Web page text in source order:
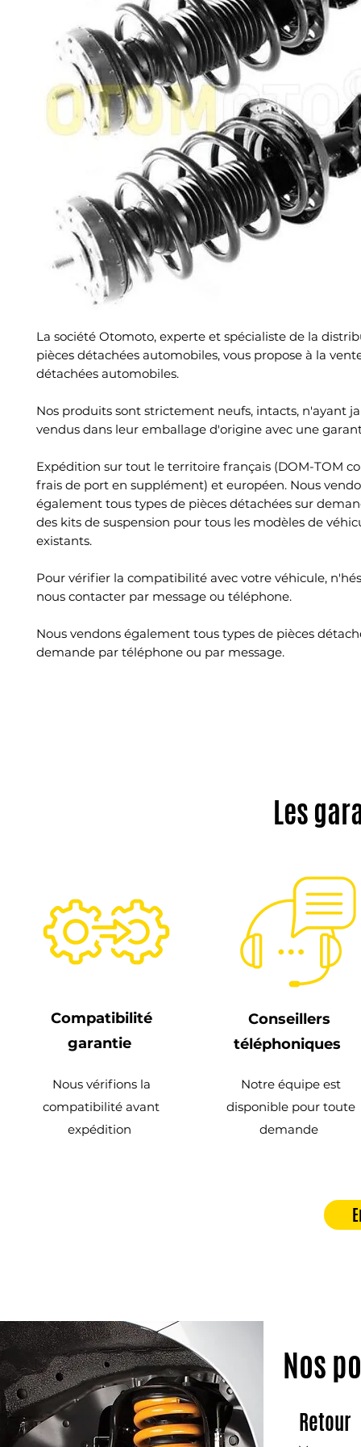
La société Otomoto, experte et spécialiste de la
pièces détachées automobiles, vous propose à la
détachées automobiles.
Nos produits sont strictement neufs, intacts, n'ayant
vendus dans leur emballage d'origine avec une
Expédition sur tout le territoire français (DOM-TOM
frais de port en supplément) et européen. Nous
également tous types de pièces détachées sur
des kits de suspension pour tous les modèles de
existants.
Pour vérifier la compatibilité avec votre véhicule,
nous contacter par message ou téléphone.
Nous vendons également tous types de pièces
demande par téléphone ou par message.
Les
Compatibilité
garantie
Nous vérifions la
compatibilité avant
expédition
Conseillers
téléphoniques
Notre équipe est
disponible pour toute
demande
Nos
Retour